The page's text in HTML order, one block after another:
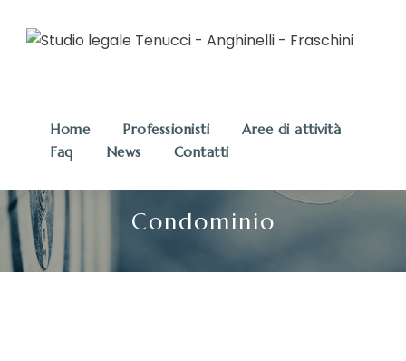
Home Professionisti
Aree di attività
Faq
News Contatti
Condominio